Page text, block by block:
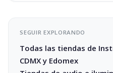
SEGUIR EXPLORANDO
Todas las tiendas de
CDMX y Edomex